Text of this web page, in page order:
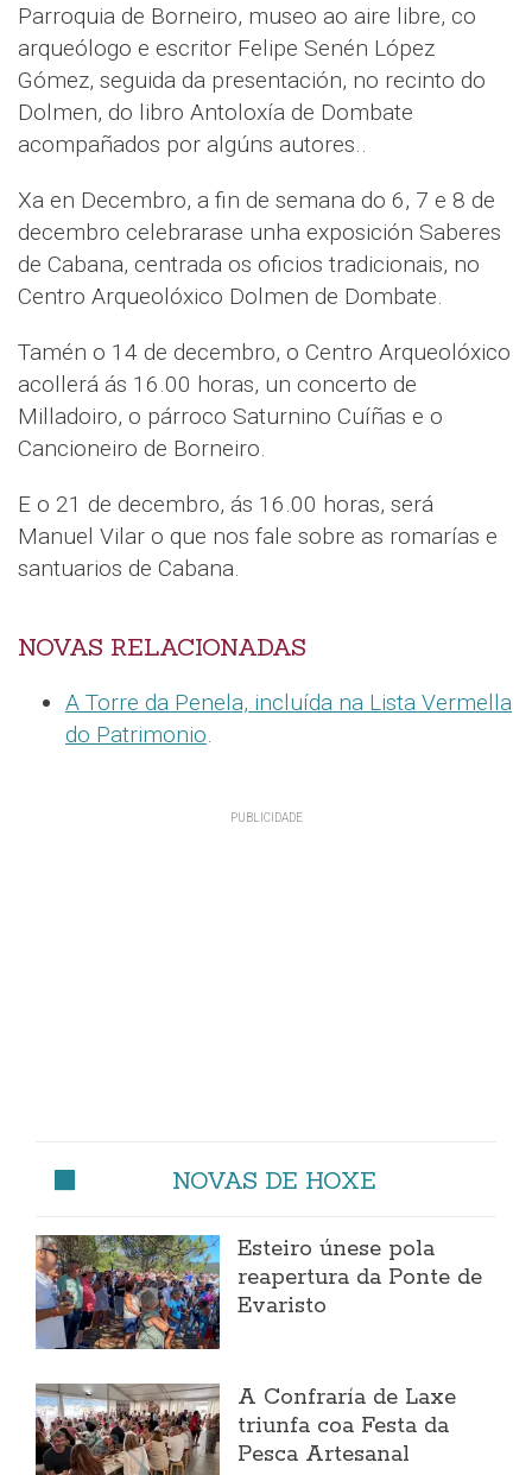
Parroquia de Borneiro, museo ao aire libre, co
arqueólogo e escritor Felipe Senén López
Gómez, seguida da presentación, no recinto do
Dolmen, do libro Antoloxía de Dombate
acompañados por algúns autores..
Xa en Decembro, a fin de semana do 6, 7 e 8 de
decembro celebrarase unha exposición Saberes
de Cabana, centrada os oficios tradicionais, no
Centro Arqueolóxico Dolmen de Dombate.
Tamén o 14 de decembro, o Centro Arqueolóxico
acollerá ás 16.00 horas, un concerto de
Milladoiro, o párroco Saturnino Cuíñas e o
Cancioneiro de Borneiro.
E o 21 de decembro, ás 16.00 horas, será
Manuel Vilar o que nos fale sobre as romarías e
santuarios de Cabana.
NOVAS RELACIONADAS
A Torre da Penela, incluída na Lista Vermella
do Patrimonio.
NOVAS DE HOXE
Esteiro únese pola
reapertura da Ponte de
Evaristo
A Confraría de Laxe
triunfa coa Festa da
Pesca Artesanal